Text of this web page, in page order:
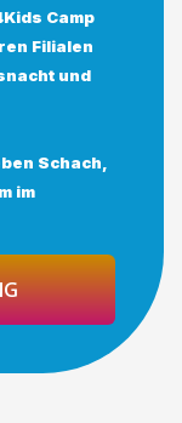
Camp
Filialen
und
Schach,
im